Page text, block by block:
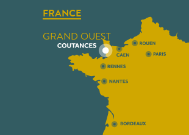
FRANCE
GRAND OUEST